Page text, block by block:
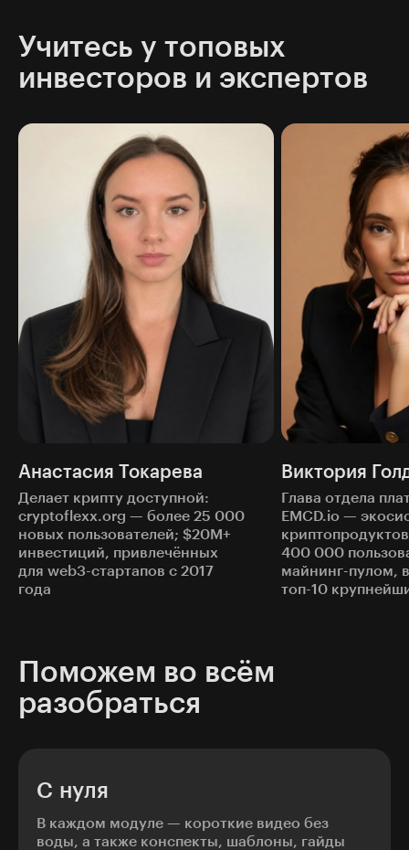
Учитесь у топовых
инвесторов и экспертов
Анастасия Токарева
Делает крипту доступной:
cryptoflexx.org — более 25 000
новых пользователей; $20M+
инвестиций, привлечённых
для web3-стартапов с 2017
года
Виктория
Глава отдела
EMCD.io —
400 000
майнинг-пулом,
топ-10
Поможем во всём
разобраться
С нуля
В каждом модуле — короткие видео без
воды, а также конспекты, шаблоны, гайды